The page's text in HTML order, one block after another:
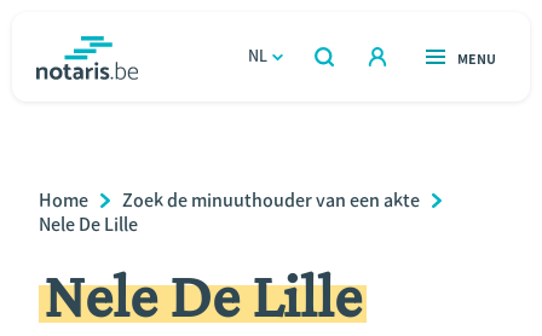
gaan
NL
OPEN
ZOEKEN
OPEN
MENU
Relatie & samenleven
Erven & schenken
Breadcrumb
Home
Zoek de minuuthouder van een akte
Nele De Lille
Nele De Lille